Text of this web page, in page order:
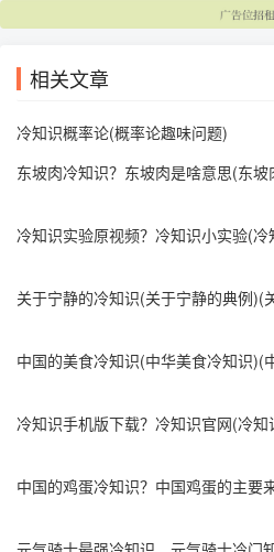
相关文章
冷知识概率论(概率论趣味问题)
冷知识手机版下载？冷知识官网(冷知